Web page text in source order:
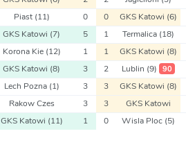
Piast (11) 0 0 GKS Katowi (6)
GKS Katowi (7) 5 1 Termalica (18)
Korona Kie (12) 1 1 GKS Katowi (8)
GKS Katowi (8) 3 2 Lublin (9) 90
Lech Pozna (1) 3 3 GKS Katowi (8)
Rakow Czes 3 3 GKS Katowi
GKS Katowi (11) 1 0 Wisla Ploc (5)